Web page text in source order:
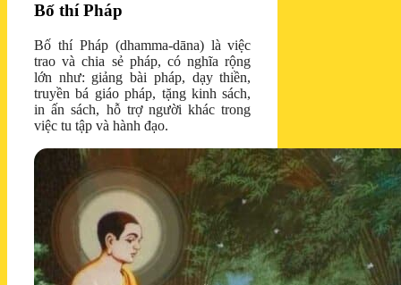
Bố thí Pháp
Bố thí Pháp (dhamma-dāna) là việc
trao và chia sẻ pháp, có nghĩa rộng
lớn như: giảng bài pháp, dạy thiền,
truyền bá giáo pháp, tặng kinh sách,
in ấn sách, hỗ trợ người khác trong
việc tu tập và hành đạo.